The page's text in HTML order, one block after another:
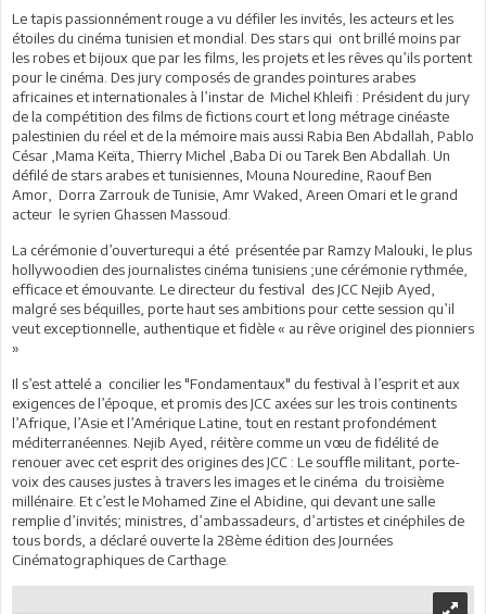
Le tapis passionnément rouge a vu défiler les invités, les acteurs et les
étoiles du cinéma tunisien et mondial. Des stars qui ont brillé moins par
les robes et bijoux que par les films, les projets et les rêves qu’ils portent
pour le cinéma. Des jury composés de grandes pointures arabes
africaines et internationales à l’instar de Michel Khleifi : Président du jury
de la compétition des films de fictions court et long métrage cinéaste
palestinien du réel et de la mémoire mais aussi Rabia Ben Abdallah, Pablo
César ,Mama Keïta, Thierry Michel ,Baba Di ou Tarek Ben Abdallah. Un
défilé de stars arabes et tunisiennes, Mouna Nouredine, Raouf Ben
Amor, Dorra Zarrouk de Tunisie, Amr Waked, Areen Omari et le grand
acteur le syrien Ghassen Massoud.
La cérémonie d’ouverturequi a été présentée par Ramzy Malouki, le plus
hollywoodien des journalistes cinéma tunisiens ;une cérémonie rythmée,
efficace et émouvante. Le directeur du festival des JCC Nejib Ayed,
malgré ses béquilles, porte haut ses ambitions pour cette session qu’il
veut exceptionnelle, authentique et fidèle « au rêve originel des pionniers
»
Il s’est attelé a concilier les "Fondamentaux" du festival à l’esprit et aux
exigences de l’époque, et promis des JCC axées sur les trois continents
l’Afrique, l’Asie et l’Amérique Latine, tout en restant profondément
méditerranéennes. Nejib Ayed, réitère comme un vœu de fidélité de
renouer avec cet esprit des origines des JCC : Le souffle militant, porte-
voix des causes justes à travers les images et le cinéma du troisième
millénaire. Et c’est le Mohamed Zine el Abidine, qui devant une salle
remplie d’invités; ministres, d’ambassadeurs, d’artistes et cinéphiles de
tous bords, a déclaré ouverte la 28ème édition des Journées
Cinématographiques de Carthage.